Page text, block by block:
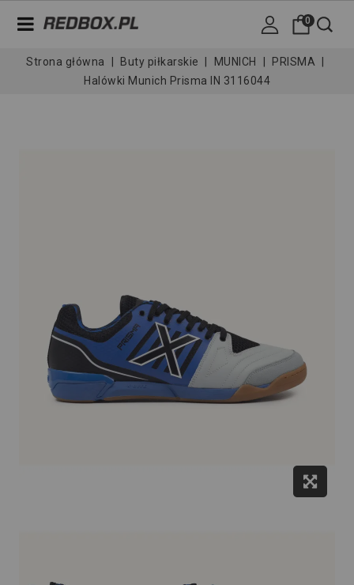
0
Strona główna Buty piłkarskie MUNICH
PRISMA
Halówki Munich Prisma IN 3116044